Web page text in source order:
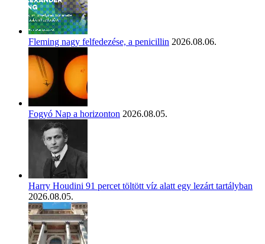
Fleming nagy felfedezése, a penicillin 2026.08.06.
Fogyó Nap a horizonton 2026.08.05.
Harry Houdini 91 percet töltött víz alatt egy lezárt tartályban
2026.08.05.